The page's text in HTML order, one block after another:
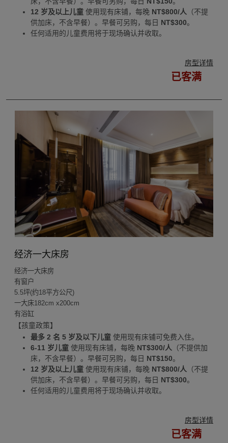
12 岁及以上儿童 使用现有床铺，每晚 NT$800/人 （不提
供加床，不含早餐）。早餐可另购，每日 NT$300。
任何适用的儿童费用将于现场确认并收取。
房型详情
已客满
经济一大床房
经济一大床房
有窗户
5.5坪(约18平方公尺)
一大床182cm x200cm
有浴缸
【孩童政策】
最多 2 名 5 岁及以下儿童 使用现有床铺可免费入住。
6-11 岁儿童 使用现有床铺，每晚 NT$300/人 （不提供加
床，不含早餐）。早餐可另购，每日 NT$150。
12 岁及以上儿童 使用现有床铺，每晚 NT$800/人 （不提
供加床，不含早餐）。早餐可另购，每日 NT$300。
任何适用的儿童费用将于现场确认并收取。
房型详情
已客满